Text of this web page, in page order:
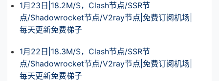
1月23日|18.2M/S，Clash节点/SSR节
点/Shadowrocket节点/V2ray节点|免费订阅机场|
每天更新免费梯子
1月22日|18.3M/S，Clash节点/SSR节
点/Shadowrocket节点/V2ray节点|免费订阅机场|
每天更新免费梯子